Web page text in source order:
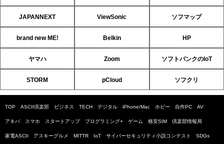
JAPANNEXT ViewSonic ソフマップ
brand new ME! Belkin HP
ヤマハ Zoom ソフトバンクのIoT
STORM pCloud ソフクリ
TOP ASCII倶楽部 ビジネス TECH デジタル iPhone/Mac ホビー 自作PC AV
アキバ スマホ スタートアップ プログラミング+ ゲーム 格安SIM 倶楽部情報局
家電ASCII アスキーグルメ MITTR IoT サイバーセキュリティ小説コンテスト SDGs